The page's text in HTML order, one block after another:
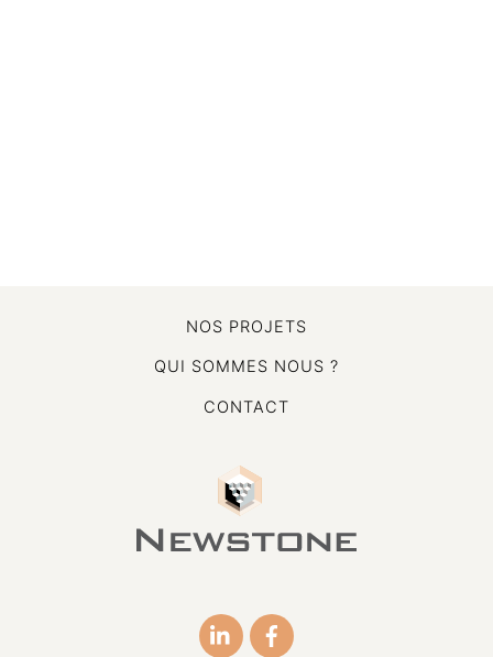
NOS PROJETS
QUI SOMMES NOUS ?
CONTACT